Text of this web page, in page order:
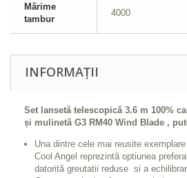
Mărime
tambur
4000
INFORMAȚII
Set lansetă telescopică 3.6 m 100%
și mulinetă G3 RM40 Wind Blade ,
Una dintre cele mai reusite
Cool Angel reprezintă optiunea
datorită greutatii reduse si a